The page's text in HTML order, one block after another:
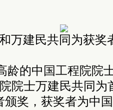
万建民共同为获奖
龄的中国工程院院
院士万建民共同为
颁奖，获奖者为中